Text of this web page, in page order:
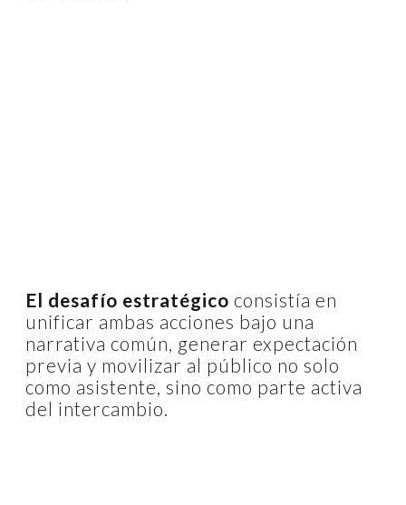
El desafío estratégico consistía en
unificar ambas acciones bajo una
narrativa común, generar expectación
previa y movilizar al público no solo
como asistente, sino como parte activa
del intercambio.